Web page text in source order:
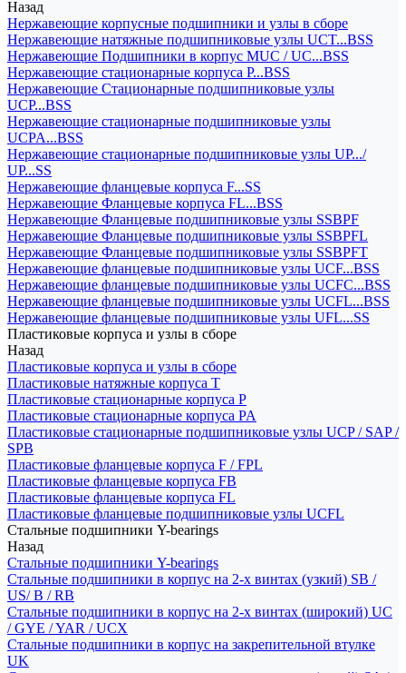
Назад
Нержавеющие корпусные подшипники и узлы в сборе
Нержавеющие натяжные подшипниковые узлы UCT...BSS
Нержавеющие Подшипники в корпус MUC / UC...BSS
Нержавеющие стационарные корпуса P...BSS
Нержавеющие Стационарные подшипниковые узлы
UCP...BSS
Нержавеющие стационарные подшипниковые узлы
UCPA...BSS
Нержавеющие стационарные подшипниковые узлы UP.../
UP...SS
Нержавеющие фланцевые корпуса F...SS
Нержавеющие Фланцевые корпуса FL...BSS
Нержавеющие Фланцевые подшипниковые узлы SSBPF
Нержавеющие Фланцевые подшипниковые узлы SSBPFL
Нержавеющие Фланцевые подшипниковые узлы SSBPFT
Нержавеющие фланцевые подшипниковые узлы UCF...BSS
Нержавеющие фланцевые подшипниковые узлы UCFC...BSS
Нержавеющие фланцевые подшипниковые узлы UCFL...BSS
Нержавеющие фланцевые подшипниковые узлы UFL...SS
Пластиковые корпуса и узлы в сборе
Назад
Пластиковые корпуса и узлы в сборе
Пластиковые натяжные корпуса T
Пластиковые стационарные корпуса P
Пластиковые стационарные корпуса PA
Пластиковые стационарные подшипниковые узлы UCP / SAP /
SPB
Пластиковые фланцевые корпуса F / FPL
Пластиковые фланцевые корпуса FB
Пластиковые фланцевые корпуса FL
Пластиковые фланцевые подшипниковые узлы UCFL
Стальные подшипники Y-bearings
Назад
Стальные подшипники Y-bearings
Стальные подшипники в корпус на 2-х винтах (узкий) SB /
US/ B / RB
Стальные подшипники в корпус на 2-х винтах (широкий) UC
/ GYE / YAR / UCX
Стальные подшипники в корпус на закрепительной втулке
UK